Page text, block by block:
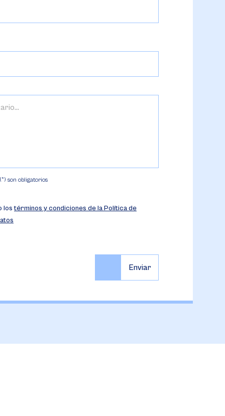
son obligatorios
lostérminos y condiciones de la Política de